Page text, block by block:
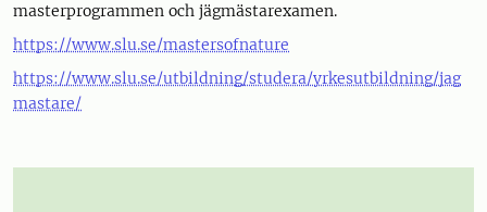
masterprogrammen och jägmästarexamen.
https://www.slu.se/mastersofnature
https://www.slu.se/utbildning/studera/yrkesutbildning/jag
mastare/